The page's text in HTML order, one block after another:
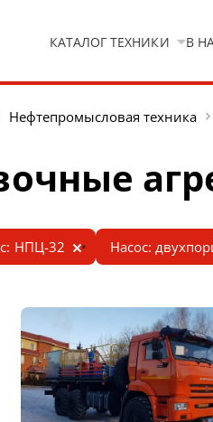
КАТАЛОГ ТЕХНИКИ В
Нефтепромысловая техника
НПЦ-32 Насос: